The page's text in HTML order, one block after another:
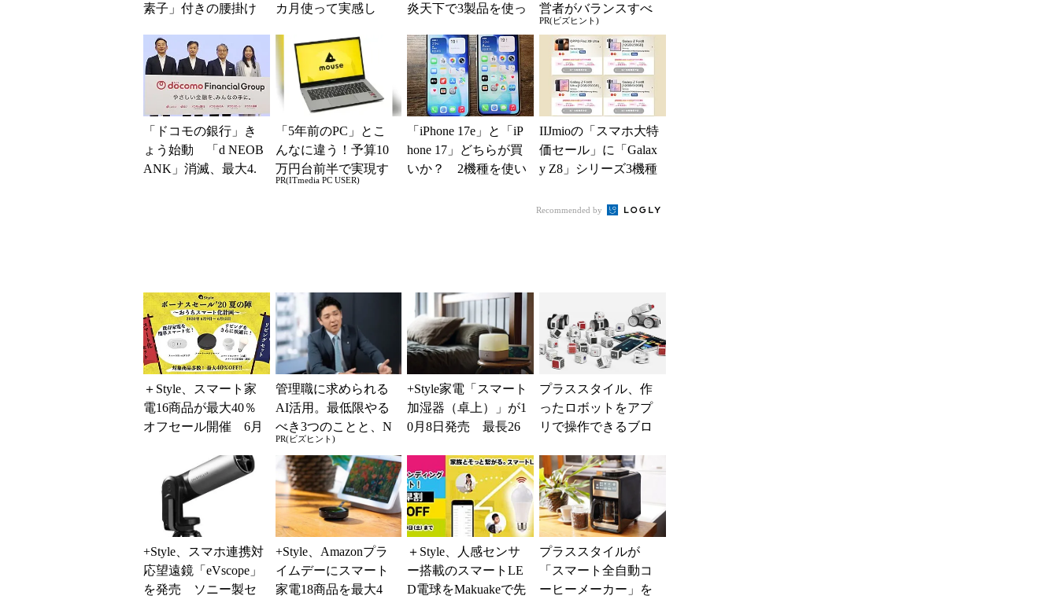
素子」付きの腰掛け
る？
カ月使って実感し
ライベートで大活...
炎天下で3製品を使っ
営者がバランスすべ
き2つの背反
PR(ビズヒント)
「ドコモの銀行」き
ょう始動 「d NEOB
ANK」消滅、最大4.
「5年前のPC」とこ
んなに違う！予算10
万円台前半で実現す
る快適PCライフ
PR(ITmedia PC USER)
「iPhone 17e」と「iP
hone 17」どちらが買
いか？ 2機種を使い
IIJmioの「スマホ大特
価セール」に「Galax
y Z8」シリーズ3機種
Recommended by
＋Style、スマート家
電16商品が最大40％
オフセール開催 6月
管理職に求められる
AI活用。最低限やる
べき3つのことと、N
Gな自己認識
PR(ビズヒント)
+Style家電「スマート
加湿器（卓上）」が1
0月8日発売 最長26
プラススタイル、作
ったロボットをアプ
リで操作できるブロ
I」発売
+Style、スマホ連携対
応望遠鏡「eVscope」
を発売 ソニー製セ
+Style、Amazonプラ
イムデーにスマート
家電18商品を最大4
＋Style、人感センサ
ー搭載のスマートLE
D電球をMakuakeで先
プラススタイルが
「スマート全自動コ
ーヒーメーカー」を